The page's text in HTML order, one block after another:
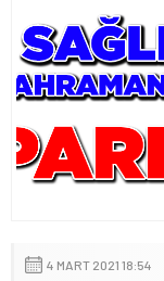
4 MART 2021 18:54